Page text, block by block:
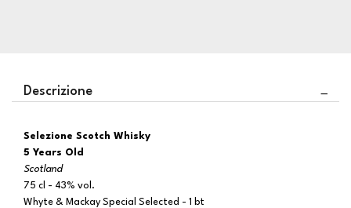
Descrizione
Selezione Scotch Whisky
5 Years Old
Scotland
75 cl - 43% vol.
Whyte & Mackay Special Selected - 1 bt